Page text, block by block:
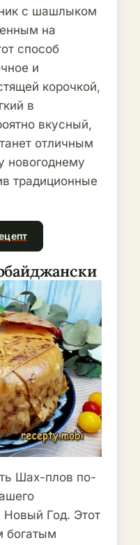
с шашлыком
на
способ
и
корочкой,
в
вкусный,
отличным
новогоднему
традиционные
Шах-плов по-
Новый Год. Этот
богатым